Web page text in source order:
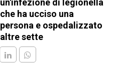
un'infezione di legionella
che ha ucciso una
persona e ospedalizzato
altre sette